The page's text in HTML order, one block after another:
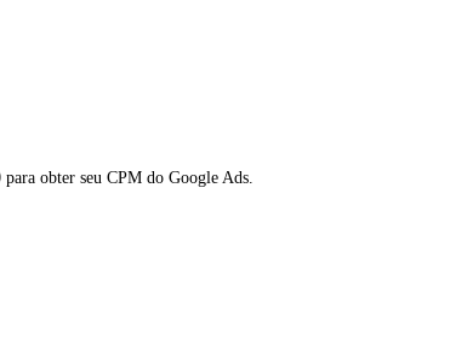
obter seu CPM do Google Ads.